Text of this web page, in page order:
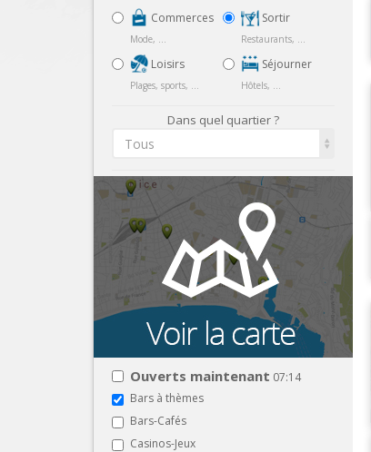
Commerces
Mode, ...
Loisirs
Plages, sports, ...
Sortir
Restaurants, ...
Séjourner
Hôtels, ...
Dans quel quartier ?
Tous
Ouverts maintenant 07:14
Bars à thèmes
Bars-Cafés
Casinos-Jeux